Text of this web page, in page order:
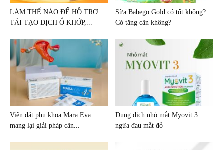
LÀM THẾ NÀO ĐỂ HỖ TRỢ
TÁI TẠO DỊCH Ổ KHỚP,...
Sữa Babego Gold có tốt không?
Có tăng cân không?
Viên đặt phụ khoa Mara Eva
mang lại giải pháp cân...
Dung dịch nhỏ mắt Myovit 3
ngừa đau mắt đỏ